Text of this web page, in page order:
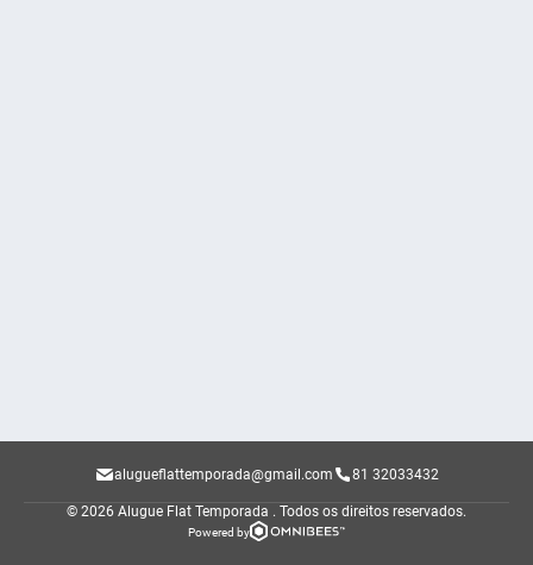
alugueflattemporada@gmail.com 81 32033432
© 2026 Alugue Flat Temporada . Todos os direitos reservados.
Powered by